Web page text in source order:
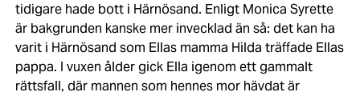
tidigare hade bott i Härnösand. Enligt Monica Syrette
är bakgrunden kanske mer invecklad än så: det kan ha
varit i Härnösand som Ellas mamma Hilda träffade Ellas
pappa. I vuxen ålder gick Ella igenom ett gammalt
rättsfall, där mannen som hennes mor hävdat är